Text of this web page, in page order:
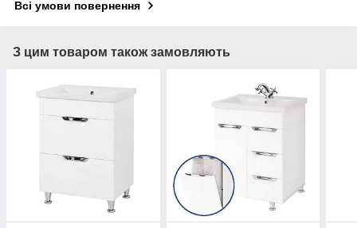
Всі умови повернення
З цим товаром також замовляють